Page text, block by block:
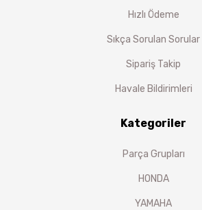
Hızlı Ödeme
Sıkça Sorulan Sorular
Sipariş Takip
Havale Bildirimleri
Kategoriler
Parça Grupları
HONDA
YAMAHA